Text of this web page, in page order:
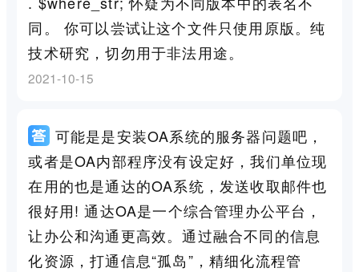
同。 你可以尝试让这个文件只使用原版。纯
技术研究，切勿用于非法用途。
2021-10-15
可能是是安装OA系统的服务器问题吧，
或者是OA内部程序没有设定好，我们单位现
在用的也是通达的OA系统，发送收取邮件也
很好用! 通达OA是一个综合管理办公平台，
让办公和沟通更高效。通过融合不同的信息
化资源，打通信息“孤岛”，精细化流程管